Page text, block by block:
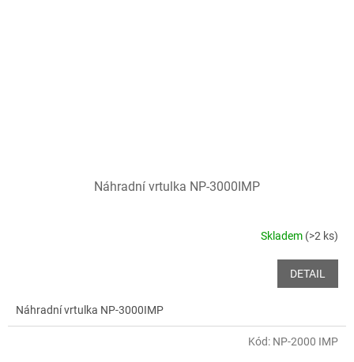
Náhradní vrtulka NP-3000IMP
Skladem (>2 ks)
DETAIL
Náhradní vrtulka NP-3000IMP
Kód: NP-2000 IMP